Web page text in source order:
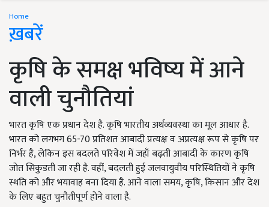
Home
ख़बरें
कृषि के समक्ष भविष्य में आने
वाली चुनौतियां
भारत कृषि एक प्रधान देश है. कृषि भारतीय अर्थव्यवस्था का मूल आधार है.
भारत को लगभग 65-70 प्रतिशत आबादी प्रत्यक्ष व अप्रत्यक्ष रूप से कृषि पर
निर्भर है, लेकिन इस बदलते परिवेश में जहाँ बढ़ती आबादी के कारण कृषि
जोत सिकुडती जा रही है. वहीं, बदलती हुई जलवायुवीय परिस्थितियों ने कृषि
स्थति को और भयावाह बना दिया है. आने वाला समय, कृषि, किसान और देश
के लिए बहुत चुनौतीपूर्ण होने वाला है.